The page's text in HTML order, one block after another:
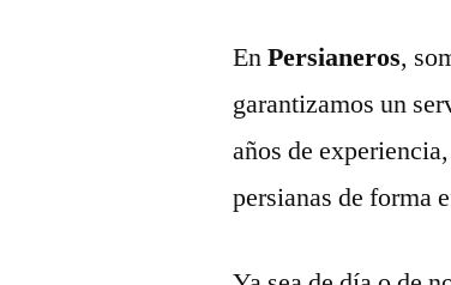
EnPersianeros,
garantizamos un
años de
persianas de forma